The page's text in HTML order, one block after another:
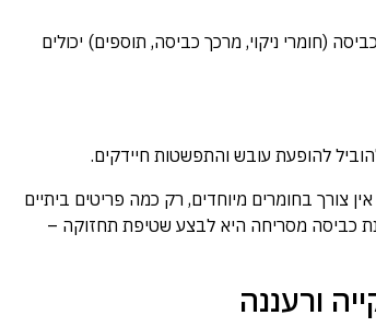
(חומרי ניקוי, מרכך כביסה, תוספים) יכולים
להופעת עובש והתפשטות חיידקים.
צורך בחומרים מיוחדים, רק כמה פריטים ביתיים
כביסה מסריחה היא לבצע שטיפת תחזוקה –